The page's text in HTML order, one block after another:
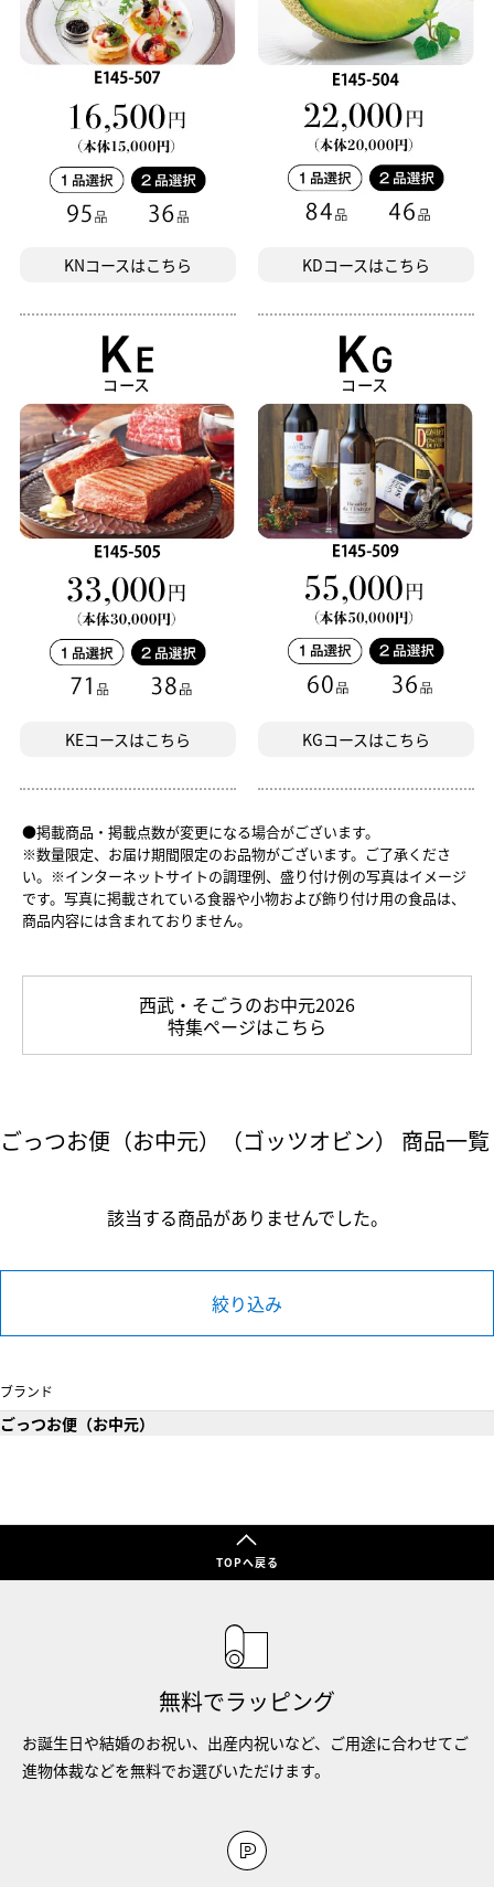
KNコースはこちら KDコースはこちら
KEコースはこちら KGコースはこちら
●掲載商品・掲載点数が変更になる場合がございます。
※数量限定、お届け期間限定のお品物がございます。ご了承くださ
い。 ※インターネットサイトの調理例、盛り付け例の写真はイメージ
です。写真に掲載されている食器や小物および飾り付け用の食品は、
商品内容には含まれておりません。
西武・そごうのお中元2026
特集ページはこちら
ごっつお便（お中元）（ゴッツオビン） 商品一覧
該当する商品がありませんでした。
絞り込み
ブランド
ごっつお便（お中元）
TOPへ戻る
無料でラッピング
お誕生日や結婚のお祝い、出産内祝いなど、ご用途に合わせてご
進物体裁などを無料でお選びいただけます。